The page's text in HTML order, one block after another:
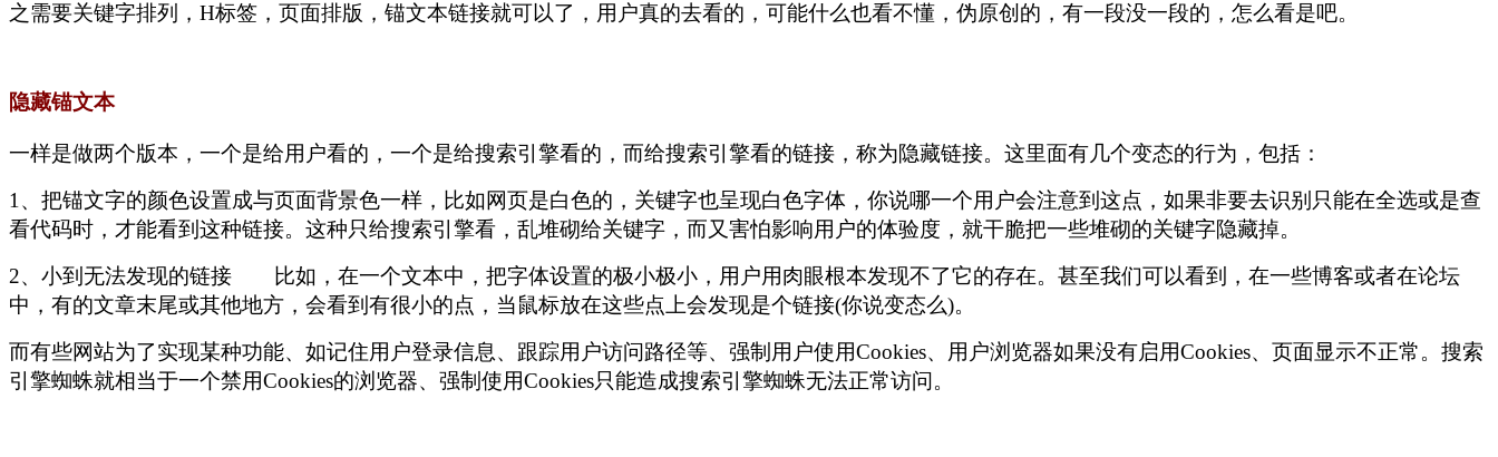
之需要关键字排列，H标签，页面排版，锚文本链接就可以了，用户真的去看的，可能什么也看不懂，伪原创的，有一段没一段的，怎么看是吧。
隐藏锚文本
一样是做两个版本，一个是给用户看的，一个是给搜索引擎看的，而给搜索引擎看的链接，称为隐藏链接。这里面有几个变态的行为，包括：
1、把锚文字的颜色设置成与页面背景色一样，比如网页是白色的，关键字也呈现白色字体，你说哪一个用户会注意到这点，如果非要去识别只能在全选或是查
看代码时，才能看到这种链接。这种只给搜索引擎看，乱堆砌给关键字，而又害怕影响用户的体验度，就干脆把一些堆砌的关键字隐藏掉。
2、小到无法发现的链接 比如，在一个文本中，把字体设置的极小极小，用户用肉眼根本发现不了它的存在。甚至我们可以看到，在一些博客或者在论坛
中，有的文章末尾或其他地方，会看到有很小的点，当鼠标放在这些点上会发现是个链接(你说变态么)。
而有些网站为了实现某种功能、如记住用户登录信息、跟踪用户访问路径等、强制用户使用Cookies、用户浏览器如果没有启用Cookies、页面显示不正常。搜索
引擎蜘蛛就相当于一个禁用Cookies的浏览器、强制使用Cookies只能造成搜索引擎蜘蛛无法正常访问。